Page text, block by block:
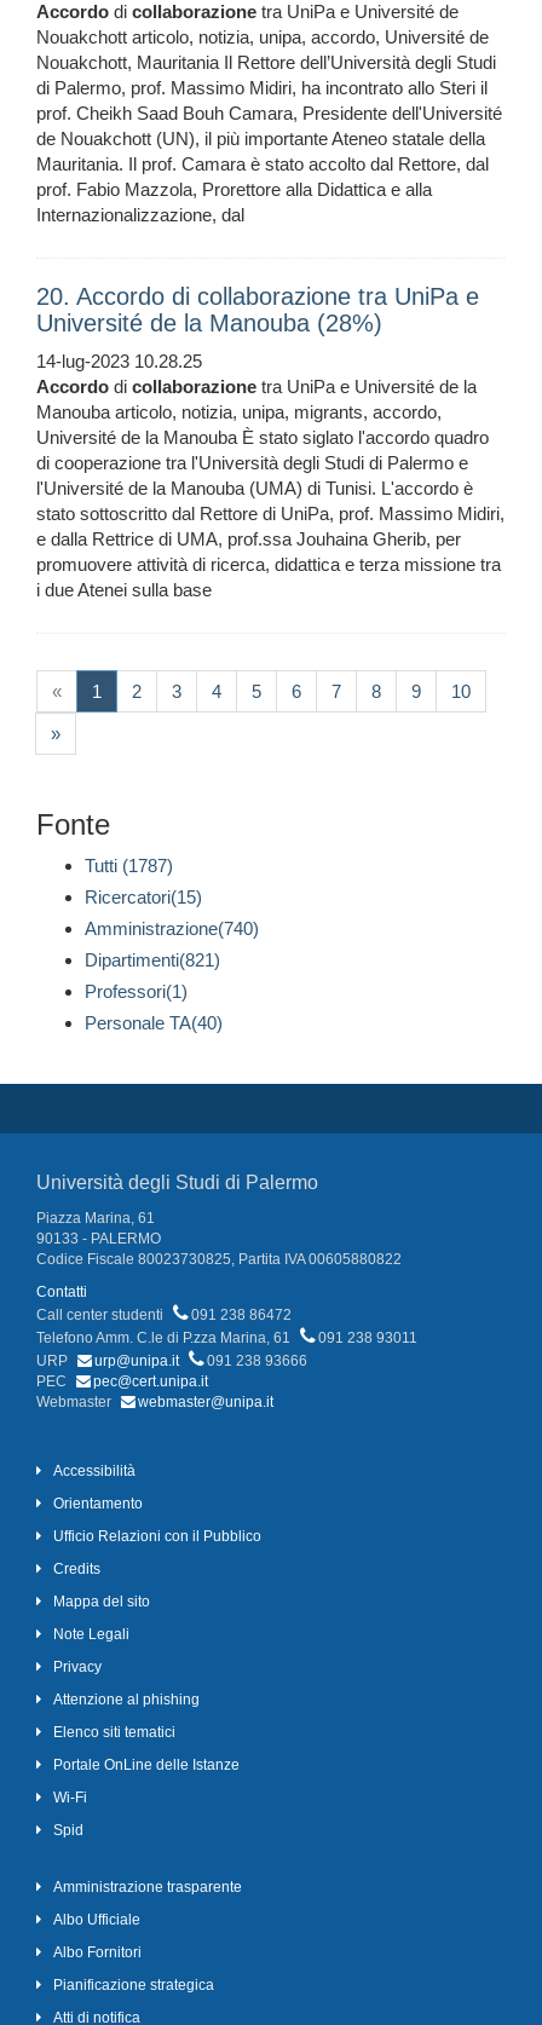
Accordo di collaborazione tra UniPa e Université de
Nouakchott articolo, notizia, unipa, accordo, Université de
Nouakchott, Mauritania Il Rettore dell’Università degli Studi
di Palermo, prof. Massimo Midiri, ha incontrato allo Steri il
prof. Cheikh Saad Bouh Camara, Presidente dell'Université
de Nouakchott (UN), il più importante Ateneo statale della
Mauritania. Il prof. Camara è stato accolto dal Rettore, dal
prof. Fabio Mazzola, Prorettore alla Didattica e alla
Internazionalizzazione, dal
20. Accordo di collaborazione tra UniPa e
Université de la Manouba (28%)
14-lug-2023 10.28.25
Accordo di collaborazione tra UniPa e Université de la
Manouba articolo, notizia, unipa, migrants, accordo,
Université de la Manouba È stato siglato l'accordo quadro
di cooperazione tra l'Università degli Studi di Palermo e
l'Université de la Manouba (UMA) di Tunisi. L'accordo è
stato sottoscritto dal Rettore di UniPa, prof. Massimo Midiri,
e dalla Rettrice di UMA, prof.ssa Jouhaina Gherib, per
promuovere attività di ricerca, didattica e terza missione tra
i due Atenei sulla base
« 1 (current)
2 3 4 5 6 7 8 9 10
»
Fonte
Tutti (1787)
Ricercatori(15)
Amministrazione(740)
Dipartimenti(821)
Professori(1)
Personale TA(40)
Università degli Studi di Palermo
Piazza Marina, 61
90133 - PALERMO
Codice Fiscale 80023730825, Partita IVA 00605880822
Contatti
Call center studenti
091 238 86472
Telefono Amm. C.le di P.zza Marina, 61
091 238 93011
URP
urp@unipa.it
091 238 93666
PEC
pec@cert.unipa.it
Webmaster
webmaster@unipa.it
Accessibilità
Orientamento
Ufficio Relazioni con il Pubblico
Credits
Mappa del sito
Note Legali
Privacy
Attenzione al phishing
Elenco siti tematici
Portale OnLine delle Istanze
Wi-Fi
Spid
Amministrazione trasparente
Albo Ufficiale
Albo Fornitori
Pianificazione strategica
Atti di notifica